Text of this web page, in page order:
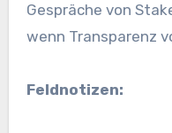
Gespräche von
wenn Transparenz
Feldnotizen: